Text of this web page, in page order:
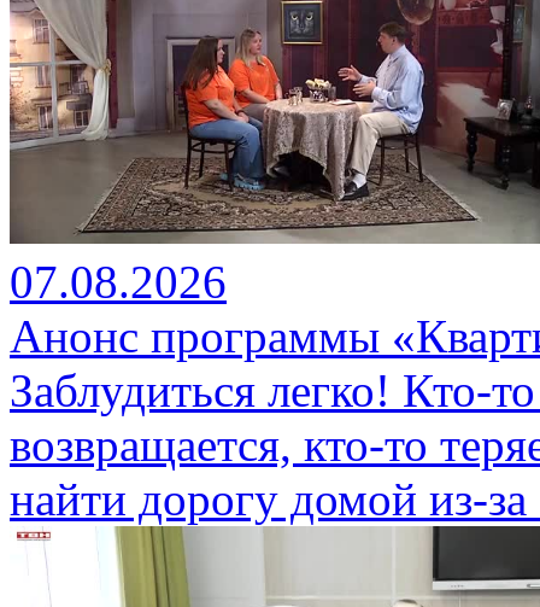
07.08.2026
Анонс программы
Заблудиться легко! Кто-
возвращается, кто-то
найти дорогу домой из-за